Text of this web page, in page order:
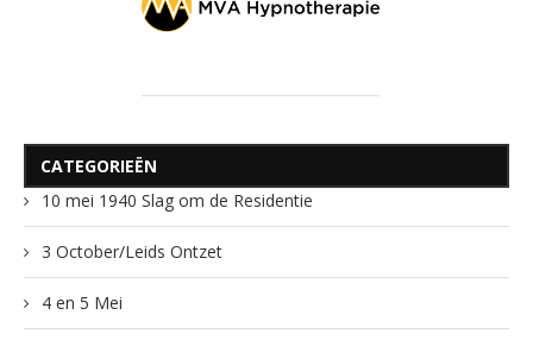
CATEGORIEËN
10 mei 1940 Slag om de Residentie
3 October/Leids Ontzet
4 en 5 Mei